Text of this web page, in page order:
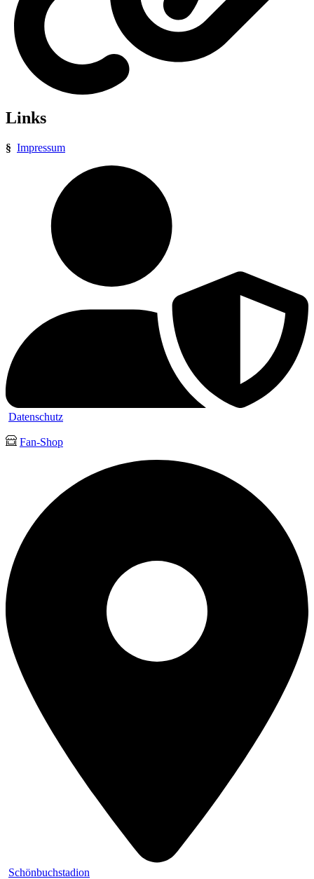
Links
§ Impressum
Datenschutz
Fan-Shop
Schönbuchstadion